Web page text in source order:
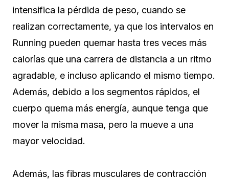
intensifica la pérdida de peso, cuando se
realizan correctamente, ya que los intervalos en
Running pueden quemar hasta tres veces más
calorías que una carrera de distancia a un ritmo
agradable, e incluso aplicando el mismo tiempo.
Además, debido a los segmentos rápidos, el
cuerpo quema más energía, aunque tenga que
mover la misma masa, pero la mueve a una
mayor velocidad.
Además, las fibras musculares de contracción